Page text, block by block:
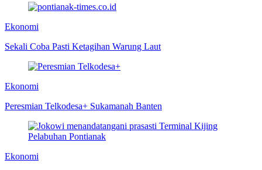
Ekonomi
Sekali Coba Pasti Ketagihan Warung Laut
Ekonomi
Peresmian Telkodesa+ Sukamanah Banten
Ekonomi